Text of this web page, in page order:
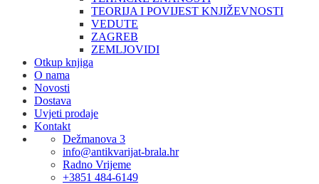
TEORIJA I POVIJEST KNJIŽEVNOSTI
VEDUTE
ZAGREB
ZEMLJOVIDI
Otkup knjiga
O nama
Novosti
Dostava
Uvjeti prodaje
Kontakt
Dežmanova 3
info@antikvarijat-brala.hr
Radno Vrijeme
+3851 484-6149